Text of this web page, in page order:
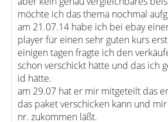
möchte ich das thema nochmal
am 21.07.14 habe ich bei ebay
player für einen sehr guten kurs
einigen tagen fragte ich den
schon verschickt hätte und das ich
id hätte.
am 29.07 hat er mir mitgeteilt das
das paket verschicken kann und
nr. zukommen läßt.